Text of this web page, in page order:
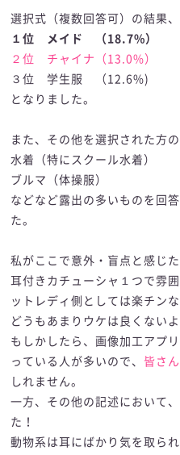
選択式（複数回答可）の結果、
１位 メイド （18.7%）
２位 チャイナ（13.0%）
３位 学生服 （12.6%)
となりました。
また、その他を選択された方
水着（特にスクール水着）
ブルマ（体操服）
などなど露出の多いものを回
た。
私がここで意外・盲点と感じ
耳付きカチューシャ１つで雰
ットレディ側としては楽チン
どうもあまりウケは良くないよ
もしかしたら、画像加工アプ
っている人が多いので、 皆さ
しれません。
一方、その他の記述において
た！
動物系は耳にばかり気を取ら